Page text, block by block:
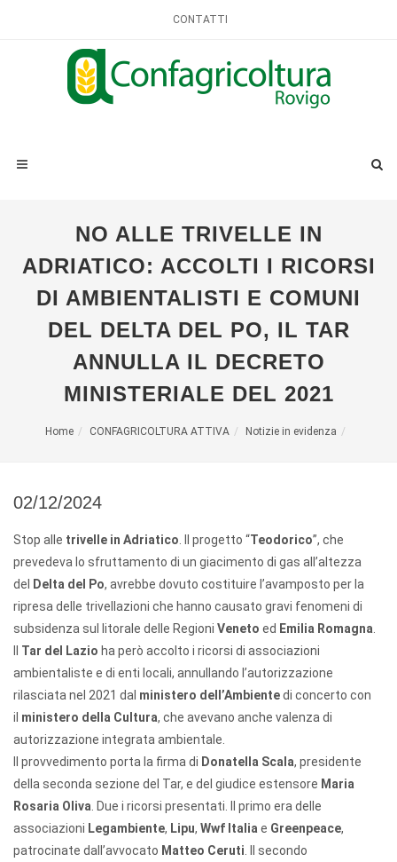
CONTATTI
NO ALLE TRIVELLE IN
ADRIATICO: ACCOLTI I RICORSI
DI AMBIENTALISTI E COMUNI
DEL DELTA DEL PO, IL TAR
ANNULLA IL DECRETO
MINISTERIALE DEL 2021
Home CONFAGRICOLTURA ATTIVA Notizie in evidenza
02/12/2024
Stop alle trivelle in Adriatico . Il progetto “Teodorico”, che
prevedeva lo sfruttamento di un giacimento di gas all’altezza
del
Delta del Po, avrebbe dovuto costituire l’avamposto per la
ripresa delle trivellazioni che hanno causato gravi fenomeni di
subsidenza sul litorale delle Regioni Veneto ed Emilia Romagna
Tar del Lazio ha però accolto i ricorsi di associazioni
ambientaliste e di enti locali, annullando l’autorizzazione
rilasciata nel 2021 dal ministero dell’Ambientedi concerto con
il ministero della Cultura, che avevano anche valenza di
autorizzazione integrata ambientale.
Il provvedimento porta la firma di Donatella Scala, presidente
della seconda sezione del Tar, e del giudice estensore Maria
Rosaria Oliva . Due i ricorsi presentati. Il primo era delle
associazioni Legambiente, Lipu, Wwf Italia e Greenpeace,
patrocinate dall’avvocato Matteo Ceruti . Il secondo